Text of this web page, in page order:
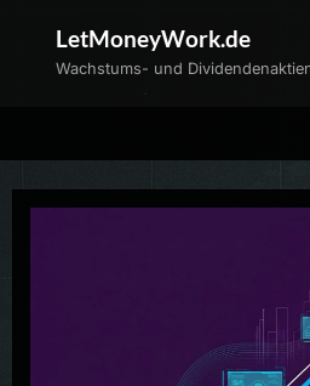
LetMoneyWork.de
Wachstums- und